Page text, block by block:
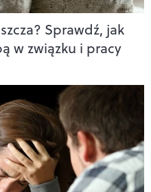
Sprawdź, jak
w związku i pracy